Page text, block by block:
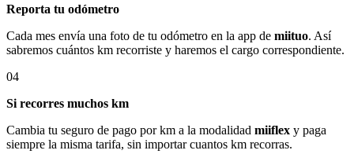
Reporta tu odómetro
Cada mes envía una foto de tu odómetro en la app de miituo. Así
sabremos cuántos km recorriste y haremos el cargo correspondiente.
04
Si recorres muchos km
Cambia tu seguro de pago por km a la modalidad miiflex y paga
siempre la misma tarifa, sin importar cuantos km recorras.